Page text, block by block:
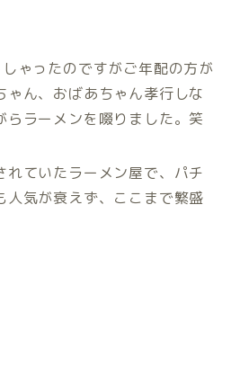
ゃったのですがご年配の方が
ゃん、おばあちゃん孝行しな
らラーメンを啜りました。笑
れていたラーメン屋で、パチ
人気が衰えず、ここまで繁盛